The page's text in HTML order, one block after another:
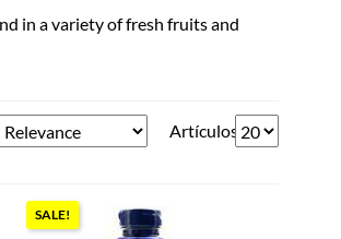
in a variety of fresh fruits and
Artículos
SALE!